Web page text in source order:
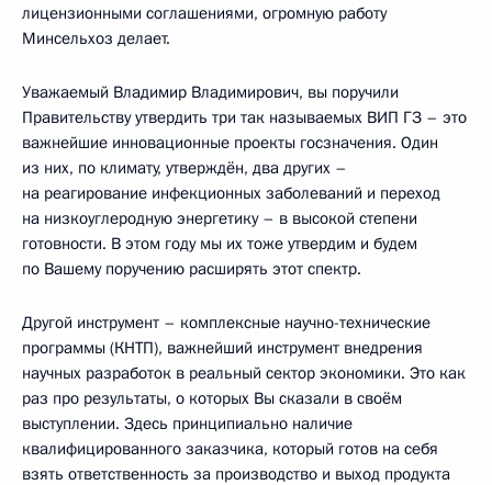
лицензионными соглашениями, огромную работу
Минсельхоз делает.
Уважаемый Владимир Владимирович, вы поручили
Правительству утвердить три так называемых ВИП ГЗ – это
важнейшие инновационные проекты госзначения. Один
из них, по климату, утверждён, два других –
на реагирование инфекционных заболеваний и переход
на низкоуглеродную энергетику – в высокой степени
готовности. В этом году мы их тоже утвердим и будем
по Вашему поручению расширять этот спектр.
Другой инструмент – комплексные научно-технические
программы (КНТП), важнейший инструмент внедрения
научных разработок в реальный сектор экономики. Это как
раз про результаты, о которых Вы сказали в своём
выступлении. Здесь принципиально наличие
квалифицированного заказчика, который готов на себя
взять ответственность за производство и выход продукта